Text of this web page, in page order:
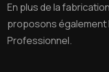
En plus de la
proposons également
Professionnel.